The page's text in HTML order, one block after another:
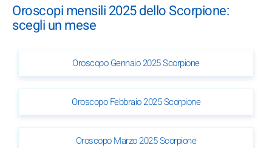
Oroscopi mensili 2025 dello Scorpione:
scegli un mese
Oroscopo Gennaio 2025 Scorpione
Oroscopo Febbraio 2025 Scorpione
Oroscopo Marzo 2025 Scorpione